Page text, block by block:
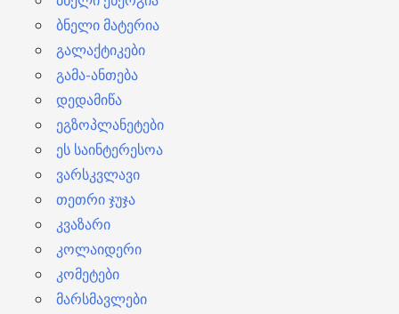
ბნელი მატერია
გალაქტიკები
გამა-ანთება
დედამიწა
ეგზოპლანეტები
ეს საინტერესოა
ვარსკვლავი
თეთრი ჯუჯა
კვაზარი
კოლაიდერი
კომეტები
მარსმავლები